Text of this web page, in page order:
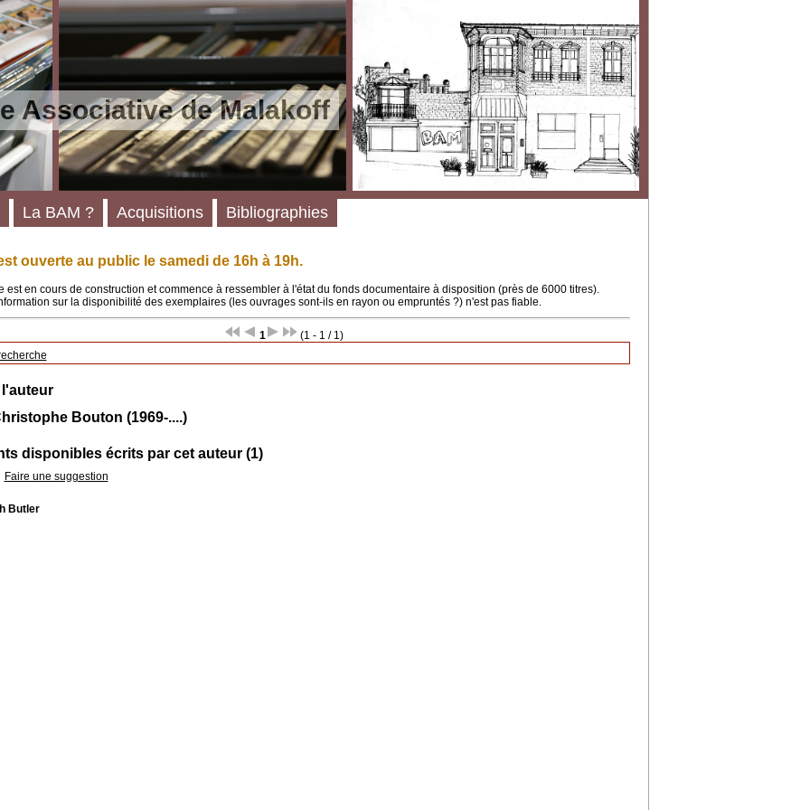
Associative de Malakoff
ouverte au public le samedi de 16h à 19h.
est en cours de construction et commence à ressembler à l'état du fonds documentaire à disposition (près de 6000 titres).
sur la disponibilité des exemplaires (les ouvrages sont-ils en rayon ou empruntés ?) n'est pas fiable.
1
(1 - 1 / 1)
Bouton (1969-....)
disponibles écrits par cet auteur (1)
Faire une suggestion
Butler
La BAM ? Acquisitions Bibliographies